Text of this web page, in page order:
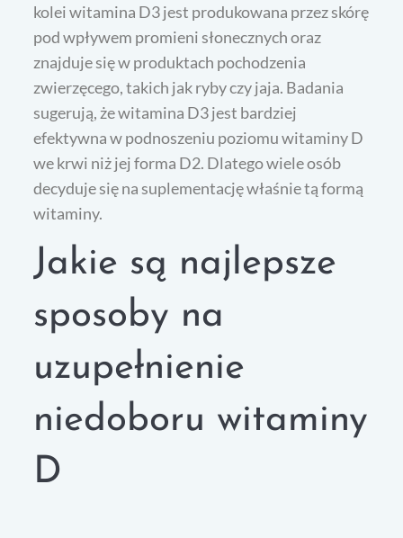
kolei witamina D3 jest produkowana przez skórę
pod wpływem promieni słonecznych oraz
znajduje się w produktach pochodzenia
zwierzęcego, takich jak ryby czy jaja. Badania
sugerują, że witamina D3 jest bardziej
efektywna w podnoszeniu poziomu witaminy D
we krwi niż jej forma D2. Dlatego wiele osób
decyduje się na suplementację właśnie tą formą
witaminy.
Jakie są najlepsze
sposoby na
uzupełnienie
niedoboru witaminy
D